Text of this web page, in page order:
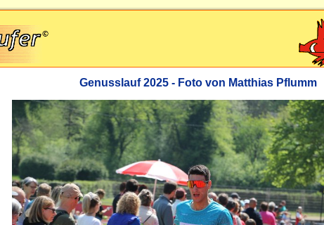
Genusslauf 2025 - Foto von Matthias Pflumm